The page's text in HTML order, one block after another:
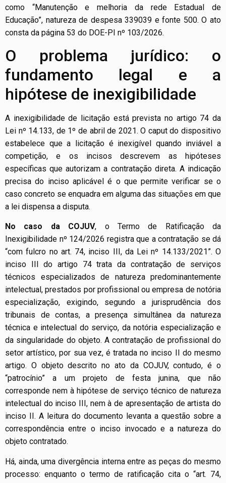
como “Manutenção e melhoria da rede Estadual de
Educação”, natureza de despesa 339039 e fonte 500. O ato
consta da página 53 do DOE-PI nº 103/2026.
O problema jurídico: o
fundamento legal e a
hipótese de inexigibilidade
A inexigibilidade de licitação está prevista no artigo 74 da
Lei nº 14.133, de 1º de abril de 2021. O caput do dispositivo
estabelece que a licitação é inexigível quando inviável a
competição, e os incisos descrevem as hipóteses
específicas que autorizam a contratação direta. A indicação
precisa do inciso aplicável é o que permite verificar se o
caso concreto se enquadra em alguma das situações em que
a lei dispensa a disputa.
No caso da COJUV, o Termo de Ratificação da
Inexigibilidade nº 124/2026 registra que a contratação se dá
“com fulcro no art. 74, inciso III, da Lei nº 14.133/2021”. O
inciso III do artigo 74 trata da contratação de serviços
técnicos especializados de natureza predominantemente
intelectual, prestados por profissional ou empresa de notória
especialização, exigindo, segundo a jurisprudência dos
tribunais de contas, a presença simultânea da natureza
técnica e intelectual do serviço, da notória especialização e
da singularidade do objeto. A contratação de profissional do
setor artístico, por sua vez, é tratada no inciso II do mesmo
artigo. O objeto descrito no ato da COJUV, contudo, é o
“patrocínio” a um projeto de festa junina, que não
corresponde nem à hipótese de serviço técnico de natureza
intelectual do inciso III, nem à de apresentação de artista do
inciso II. A leitura do documento levanta a questão sobre a
correspondência entre o inciso invocado e a natureza do
objeto contratado.
Há, ainda, uma divergência interna entre as peças do mesmo
processo: enquanto o termo de ratificação cita o “art. 74,